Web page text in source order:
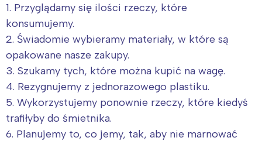
1. Przyglądamy się ilości rzeczy, które
konsumujemy.
2. Świadomie wybieramy materiały, w które są
opakowane nasze zakupy.
3. Szukamy tych, które można kupić na wagę.
4. Rezygnujemy z jednorazowego plastiku.
5. Wykorzystujemy ponownie rzeczy, które kiedyś
trafiłyby do śmietnika.
6. Planujemy to, co jemy, tak, aby nie marnować